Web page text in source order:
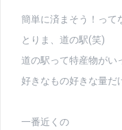
簡単に済まそう！って
とりま、道の駅(笑)
道の駅って特産物がい
好きなもの好きな量だ
一番近くの